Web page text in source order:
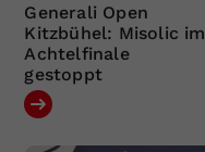
Generali Open
Kitzbühel: Misolic im
Achtelfinale
gestoppt